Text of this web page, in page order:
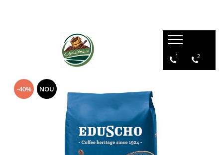
1 2
-40% NOU